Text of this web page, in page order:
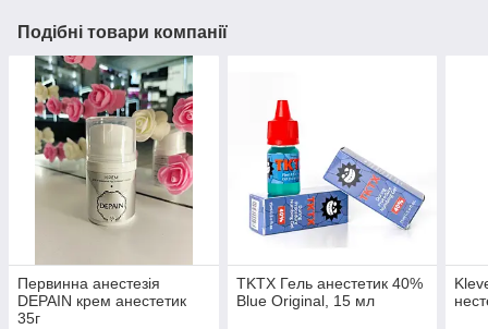
Подібні товари компанії
Первинна анестезія
DEPAIN крем анестетик
35г
TKTX Гель анестетик 40%
Blue Original, 15 мл